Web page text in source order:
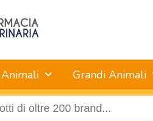
Grandi Animali